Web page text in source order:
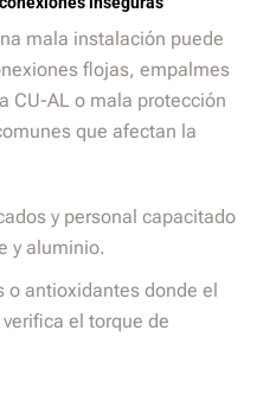
mala instalación puede
flojas, empalmes
CU-AL o mala protección
que afectan la
y personal capacitado
y aluminio.
o antioxidantes donde el
el torque de